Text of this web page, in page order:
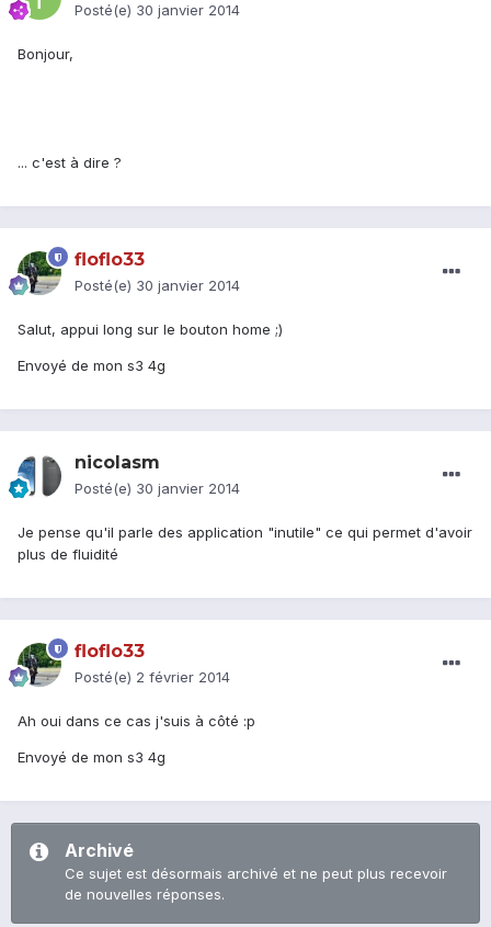
Posté(e) 30 janvier 2014
Bonjour,
... c'est à dire ?
floflo33
Posté(e) 30 janvier 2014
Salut, appui long sur le bouton home ;)
Envoyé de mon s3 4g
nicolasm
Posté(e) 30 janvier 2014
Je pense qu'il parle des application "inutile" ce qui permet d'avoir
plus de fluidité
floflo33
Posté(e) 2 février 2014
Ah oui dans ce cas j'suis à côté :p
Envoyé de mon s3 4g
Archivé
Ce sujet est désormais archivé et ne peut plus recevoir
de nouvelles réponses.